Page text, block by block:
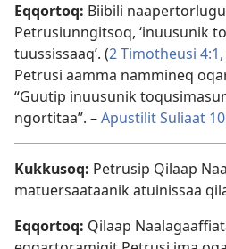
Eqqortoq: Biibili
Petrusiun­ngitsoq, ‘inuusunik
tuus­sis­saaq’. (2 Timotheusi 4:1,
Petrusi aam­ma nam­mineq
“Guutip inuusunik
ngor­titaa”. –Apustilit Suliaat
Kukkusoq: Petrusip Qilaap
matuersaataanik atuinis­saa
Eqqortoq: Qilaap